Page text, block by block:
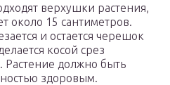
верхушки растения,
около 15 сантиметров.
и остается черешок
косой срез
должно быть
здоровым.